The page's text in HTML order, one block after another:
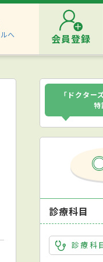
へ
会員登録
「ドクター
特
診療科目
診療科